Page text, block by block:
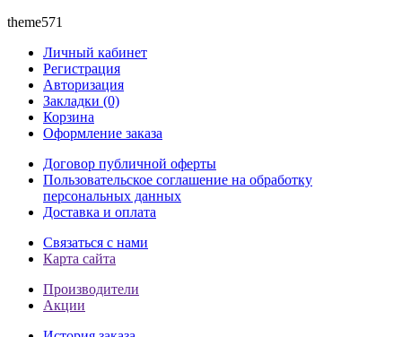
theme571
Личный кабинет
Регистрация
Авторизация
Закладки (0)
Корзина
Оформление заказа
Договор публичной оферты
Пользовательское соглашение на обработку
персональных данных
Доставка и оплата
Связаться с нами
Карта сайта
Производители
Акции